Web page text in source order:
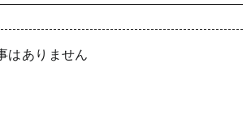
はありません